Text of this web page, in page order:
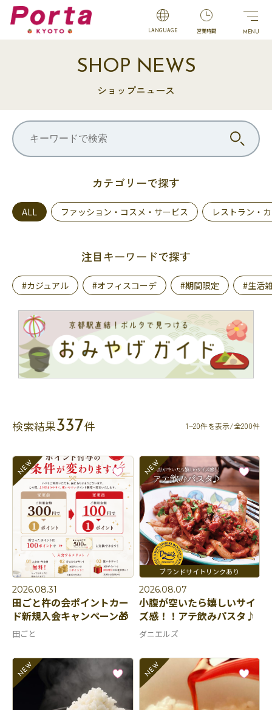
LANGUAGE 営業時間
SHOP NEWS
ショップニュース
カテゴリーで探す
ALL ファッション・コスメ・サービス レストラン・
注目キーワードで探す
#カジュアル #オフィスコーデ #期間限定 #生活
検索結果337件 1~20件を表示/全200件
2026.08.31
田ごと杵の会ポイントカー
ド新規入会キャンペーン🎁
田ごと
2026.08.07
小腹が空いたら嬉しいサイ
ズ感！！アテ飲みパスタ♪
ダニエルズ